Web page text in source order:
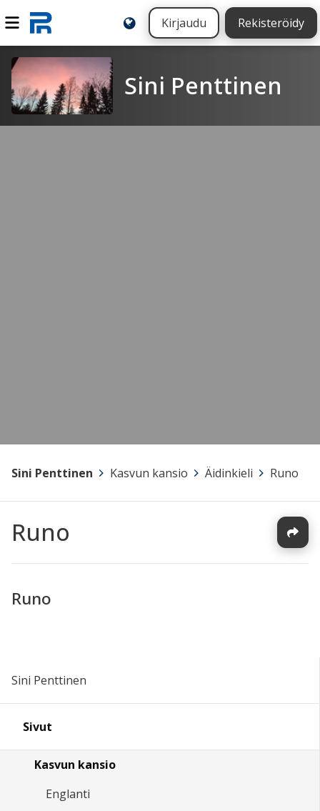
Kirjaudu Rekisteröidy
Sini Penttinen
Sini Penttinen Kasvun kansio Äidinkieli Runo
Runo
Runo
Sini Penttinen
Sivut
Kasvun kansio
Englanti